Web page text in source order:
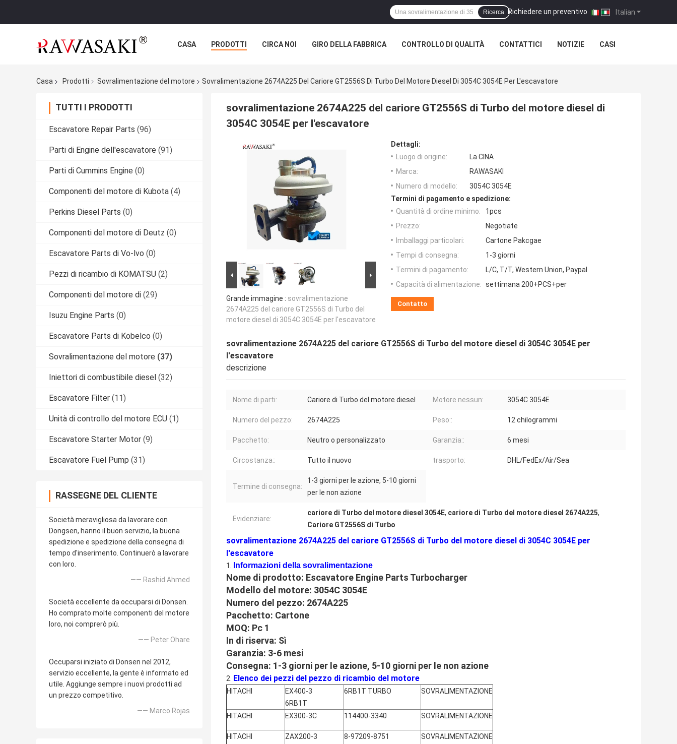
Italian
Richiedere un preventivo |
Ricerca
CASA PRODOTTI CIRCA NOI GIRO DELLA FABBRICA CONTROLLO DI QUALITÀ CONTATTICI NOTIZIE CASI
Casa Prodotti Sovralimentazione del motore Sovralimentazione 2674A225 Del Cariore GT2556S Di Turbo Del Motore Diesel Di 3054C 3054E Per L'escavatore
TUTTI I PRODOTTI
Escavatore Repair Parts (96)
Parti di Engine dell'escavatore (91)
Parti di Cummins Engine (0)
Componenti del motore di Kubota (4)
Perkins Diesel Parts (0)
Componenti del motore di Deutz (0)
Escavatore Parts di Vo-lvo (0)
Pezzi di ricambio di KOMATSU (2)
Componenti del motore di (29)
Isuzu Engine Parts (0)
Escavatore Parts di Kobelco (0)
Sovralimentazione del motore (37)
Iniettori di combustibile diesel (32)
Escavatore Filter (11)
Unità di controllo del motore ECU (1)
Escavatore Starter Motor (9)
Escavatore Fuel Pump (31)
RASSEGNE DEL CLIENTE
Società meravigliosa da lavorare con
Dongsen, hanno il buon servizio, la buona
spedizione e spedizione della consegna di
tempo d'inserimento. Continuerò a lavorare
con loro.
—— Rashid Ahmed
Società eccellente da occuparsi di Donsen.
Ho comprato molte componenti del motore
loro, noi comprerò più.
—— Peter Ohare
Occuparsi iniziato di Donsen nel 2012,
servizio eccellente, la gente è informato ed
utile. Aggiunge sempre i nuovi prodotti ad
un prezzo competitivo.
—— Marco Rojas
sovralimentazione 2674A225 del cariore GT2556S di Turbo del motore diesel di
3054C 3054E per l'escavatore
Grande immagine : sovralimentazione
2674A225 del cariore GT2556S di Turbo del
motore diesel di 3054C 3054E per l'escavatore
Dettagli:
Luogo di origine:
La CINA
Marca:
RAWASAKI
Numero di modello:
3054C 3054E
Termini di pagamento e spedizione:
Quantità di ordine minimo:
1pcs
Prezzo:
Negotiate
Imballaggi particolari:
Cartone Pakcgae
Tempi di consegna:
1-3 giorni
Termini di pagamento:
L/C, T/T, Western Union, Paypal
Capacità di alimentazione: settimana 200+PCS+per
Contatto
sovralimentazione 2674A225 del cariore GT2556S di Turbo del motore diesel di 3054C 3054E per
l'escavatore
descrizione
Nome di parti: Cariore di Turbo del motore diesel Motore nessun: 3054C 3054E
Numero del pezzo: 2674A225 Peso:: 12 chilogrammi
Pacchetto: Neutro o personalizzato Garanzia:: 6 mesi
Circostanza:: Tutto il nuovo trasporto: DHL/FedEx/Air/Sea
Termine di consegna:
1-3 giorni per le azione, 5-10 giorni
per le non azione
Evidenziare:
cariore di Turbo del motore diesel 3054E, cariore di Turbo del motore diesel 2674A225,
Cariore GT2556S di Turbo
sovralimentazione 2674A225 del cariore GT2556S di Turbo del motore diesel di 3054C 3054E per
l'escavatore
1. Informazioni della sovralimentazione
Nome di prodotto: Escavatore Engine Parts Turbocharger
Modello del motore: 3054C 3054E
Numero del pezzo: 2674A225
Pacchetto: Cartone
MOQ: Pc 1
In di riserva: Sì
Garanzia: 3-6 mesi
Consegna: 1-3 giorni per le azione, 5-10 giorni per le non azione
2. Elenco dei pezzi del pezzo di ricambio del motore
HITACHI
EX400-3
6RB1T
6RB1T TURBO SOVRALIMENTAZIONE
HITACHI EX300-3C 114400-3340 SOVRALIMENTAZIONE
HITACHI
ZAX200-3
8-97209-8751 SOVRALIMENTAZIONE